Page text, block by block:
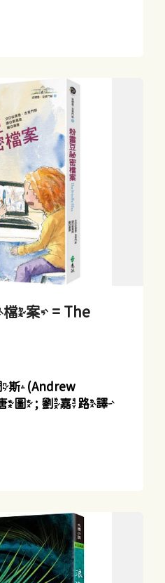
案 = The
(Andrew
唐圖 ; 劉嘉路譯